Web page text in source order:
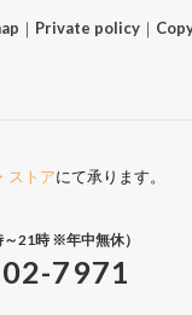
｜ Private policy｜
ストアにて承ります。
21時 ※年中無休）
7971